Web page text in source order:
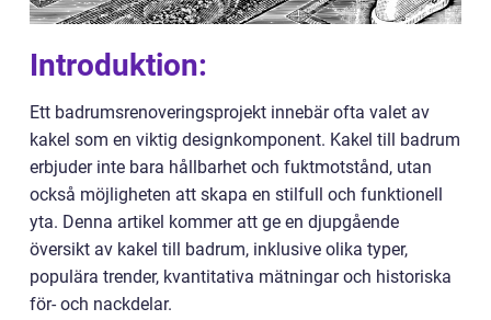
Introduktion:
Ett badrumsrenoveringsprojekt innebär ofta valet av
kakel som en viktig designkomponent. Kakel till badrum
erbjuder inte bara hållbarhet och fuktmotstånd, utan
också möjligheten att skapa en stilfull och funktionell
yta. Denna artikel kommer att ge en djupgående
översikt av kakel till badrum, inklusive olika typer,
populära trender, kvantitativa mätningar och historiska
för- och nackdelar.